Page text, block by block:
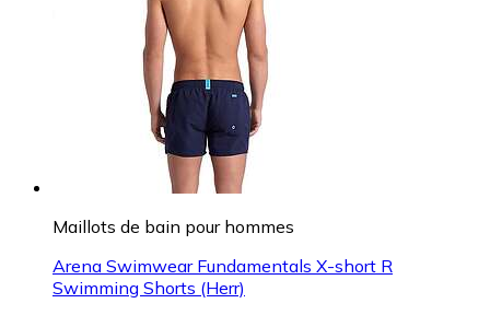
Maillots de bain pour hommes
Arena Swimwear Fundamentals X-short R
Swimming Shorts (Herr)